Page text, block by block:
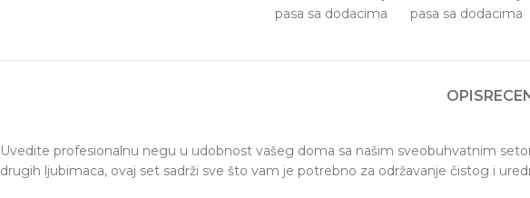
OPIS
Uvedite profesionalnu negu u udobnost vašeg doma sa našim sveobuhvatnim
drugih ljubimaca, ovaj set sadrži sve što vam je potrebno za održavanje čistog i